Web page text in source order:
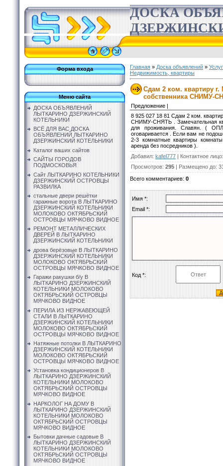
ДОСКА
Форма входа
Меню сайта
ДОСКА ОБЪЯВЛЕНИЙ
ЛЫТКАРИНО ДЗЕРЖИНСКИЙ
КОТЕЛЬНИКИ
ВСЁ ДЛЯ ВАС ДОСКА
ОБЪЯВЛЕНИЙ ЛЫТКАРИНО
ДЗЕРЖИНСКИЙ КОТЕЛЬНИКИ
Каталог ваших сайтов
САЙТЫ ГОРОДОВ
ПОДМОСКОВЬЯ
Сайт ЛЫТКАРИНО КОТЕЛЬНИКИ
ДЗЕРЖИНСКИЙ ОСТРОВЦЫ
РАЗВИЛКА
стальные двери решётки
гаражные ворота В ЛЫТКАРИНО
ДЗЕРЖИНСКИЙ КОТЕЛЬНИКИ
МОЛОКОВО ОКТЯБРЬСКИЙ
ОСТРОВЦЫ МЯЧКОВО ВИДНОЕ
РЕМОНТ МЕТАЛЛИЧЕСКИХ
ДВЕРЕЙ В ЛЫТКАРИНО
ДЗЕРЖИНСКИЙ КОТЕЛЬНИКИ
дрова берёзовые В ЛЫТКАРИНО
ДЗЕРЖИНСКИЙ КОТЕЛЬНИКИ
МОЛОКОВО ОКТЯБРЬСКИЙ
ОСТРОВЦЫ МЯЧКОВО ВИДНОЕ
Гаражи ракушки б/у В
ЛЫТКАРИНО ДЗЕРЖИНСКИЙ
КОТЕЛЬНИКИ МОЛОКОВО
ОКТЯБРЬСКИЙ ОСТРОВЦЫ
МЯЧКОВО ВИДНОЕ
ПЕРИЛА ИЗ НЕРЖАВЕЮЩЕЙ
СТАЛИ В ЛЫТКАРИНО
ДЗЕРЖИНСКИЙ КОТЕЛЬНИКИ
МОЛОКОВО ОКТЯБРЬСКИЙ
ОСТРОВЦЫ МЯЧКОВО ВИДНОЕ
Натяжные потолки В ЛЫТКАРИНО
ДЗЕРЖИНСКИЙ КОТЕЛЬНИКИ
МОЛОКОВО ОКТЯБРЬСКИЙ
ОСТРОВЦЫ МЯЧКОВО ВИДНОЕ
Установка кондиционеров В
ЛЫТКАРИНО ДЗЕРЖИНСКИЙ
КОТЕЛЬНИКИ МОЛОКОВО
ОКТЯБРЬСКИЙ ОСТРОВЦЫ
МЯЧКОВО ВИДНОЕ
НАРКОЛОГ НА ДОМУ В
ЛЫТКАРИНО ДЗЕРЖИНСКИЙ
КОТЕЛЬНИКИ МОЛОКОВО
ОКТЯБРЬСКИЙ ОСТРОВЦЫ
МЯЧКОВО ВИДНОЕ
Бытовки дачные садовые В
ЛЫТКАРИНО ДЗЕРЖИНСКИЙ
КОТЕЛЬНИКИ МОЛОКОВО
ОКТЯБРЬСКИЙ ОСТРОВЦЫ
МЯЧКОВО ВИДНОЕ
Главная » Доска объявлений »
Недвижимость, квартиры
Сдам 2 ком. квартиру
собственника СНИМУ-
Предложение |
8 925 027 18 81 Сдам 2 ком.
СНИМУ-СНЯТЬ . Замечательная
для проживания. Славян. (
оговаривается . Если вам не
2-3 комнатные квартиры
аренда без посредников ).
Добавил: kafel777 | Контактное лицо
Просмотров: 295 | Размещено до:
Всего комментариев: 0
Имя *:
Email *:
Код *: